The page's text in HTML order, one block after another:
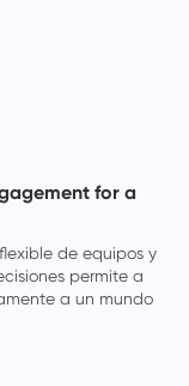
for a
de equipos y
permite a
a un mundo